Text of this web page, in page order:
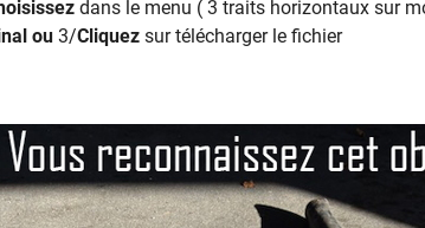
dans le menu ( 3 traits horizontaux sur
ou 3/Cliquez sur télécharger le fichier